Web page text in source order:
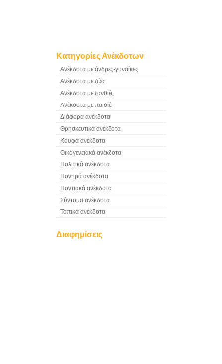
Κατηγορίες Ανέκδοτων
Ανέκδοτα με άνδρες-γυναίκες
Ανέκδοτα με ζώα
Ανέκδοτα με ξανθιές
Ανέκδοτα με παιδιά
Διάφορα ανέκδοτα
Θρησκευτικά ανέκδοτα
Κουφά ανέκδοτα
Οικογενειακά ανέκδοτα
Πολιτικά ανέκδοτα
Πονηρά ανέκδοτα
Ποντιακά ανέκδοτα
Σύντομα ανέκδοτα
Τοπικά ανέκδοτα
Διαφημίσεις